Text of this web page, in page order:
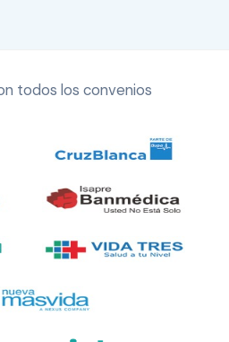
todos los convenios